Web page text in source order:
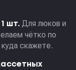
шт. Для люков и
чётко по
скажете.